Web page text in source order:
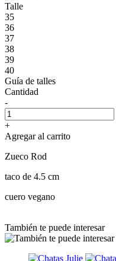
Talle
35
36
37
38
39
40
Guía de talles
Cantidad
-
+
Agregar al carrito
Zueco Rod
taco de 4.5 cm
cuero vegano
También te puede interesar